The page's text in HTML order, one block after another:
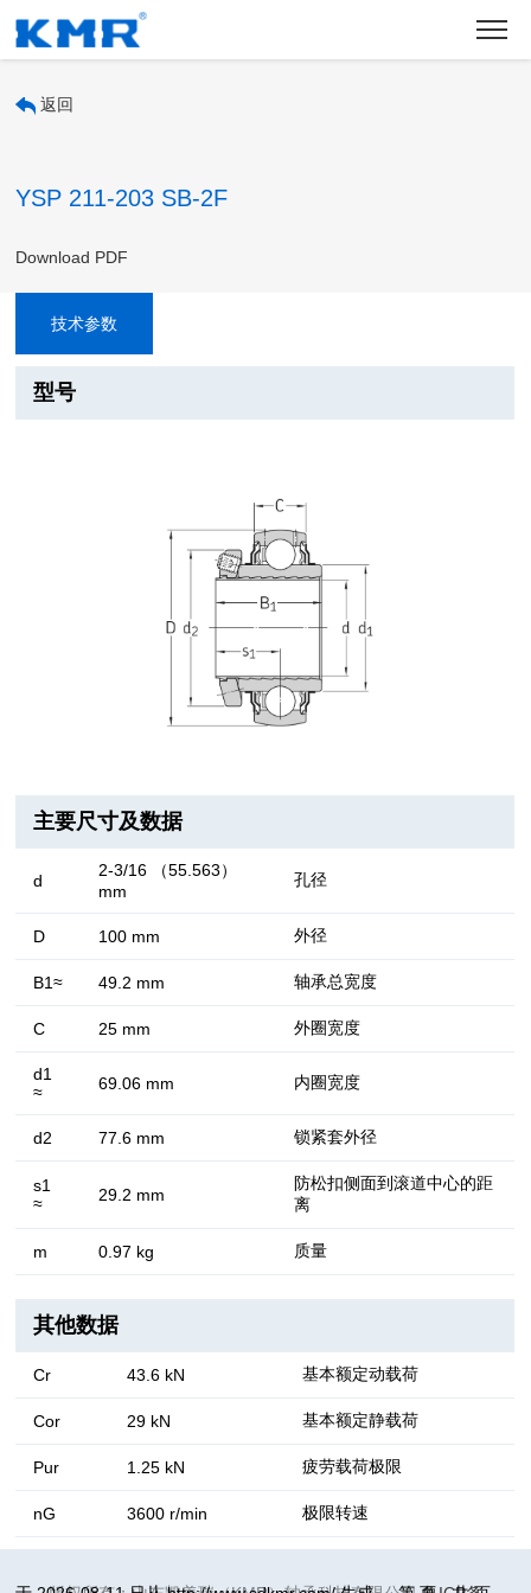
返回
YSP 211-203 SB-2F
Download PDF
技术参数
型号
主要尺寸及数据
d
2-3/16 （55.563）
mm
孔径
D 100 mm 外径
B1≈ 49.2 mm 轴承总宽度
C 25 mm 外圈宽度
d1
≈
69.06 mm 内圈宽度
d2 77.6 mm 锁紧套外径
s1
≈
29.2 mm
防松扣侧面到滚道中心的距
离
m 0.97 kg 质量
其他数据
Cr 43.6 kN 基本额定动载荷
Cor 29 kN 基本额定静载荷
Pur 1.25 kN 疲劳载荷极限
nG 3600 r/min 极限转速